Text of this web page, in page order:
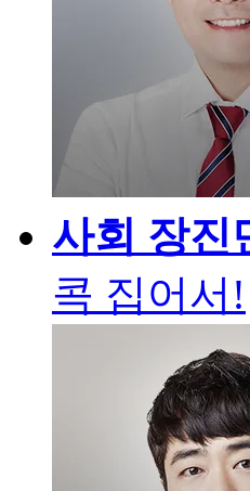
사회 장진
콕 집어서!